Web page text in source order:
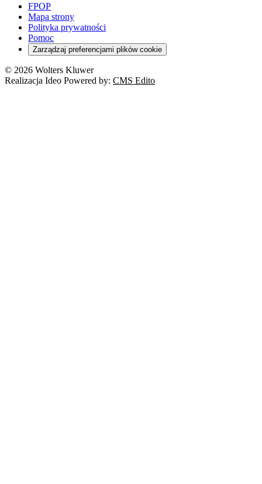
Kredyty
Cło
Deregulacja
Cyberbezpieczeństwo
Franczyza
Prawo autorskie
Szkoła i uczeń
Turystyka
Orzeczenia
RODO
FPOP
Mapa strony
Polityka prywatności
Pomoc
Zarządzaj preferencjami plików cookie
© 2026 Wolters Kluwer
Realizacja Ideo Powered by: CMS Edito